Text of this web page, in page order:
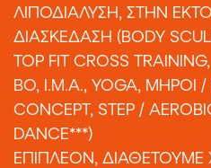
ΛΙΠΟΔΙΑΛΥΣΗ, ΣΤΗΝ
ΔΙΑΣΚΕΔΑΣΗ (BODY
TOP FIT CROSS
BO, I.M.A., YOGA, ΜΗΡΟΙ
CONCEPT, STEP /
DANCE***)
ΕΠΙΠΛΕΟΝ, ΔΙΑΘΕΤΟΥΜΕ